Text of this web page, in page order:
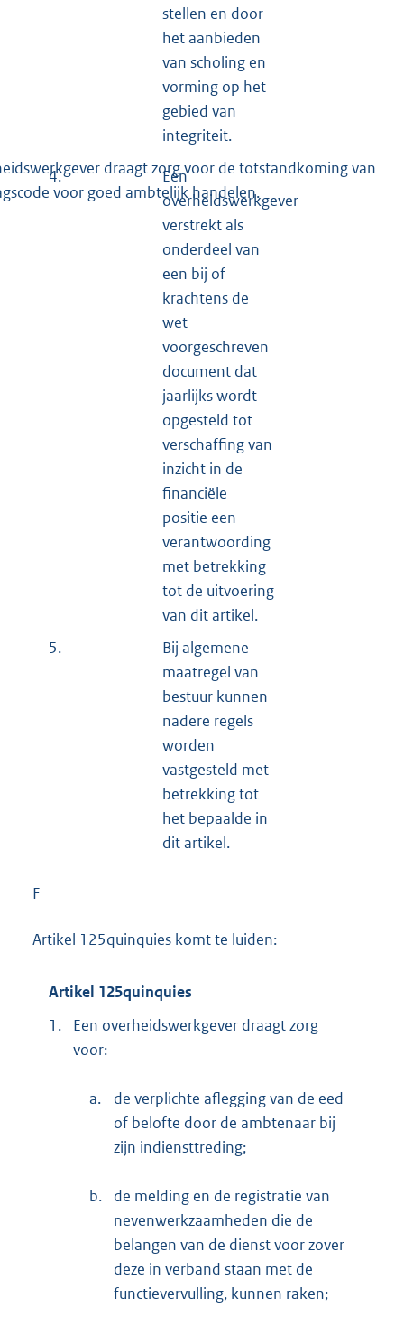
stellen en door
het aanbieden
van scholing en
vorming op het
gebied van
integriteit.
draagt zorg voor de totstandkoming van
voor goed ambtelijk handelen.
4.
Een
overheidswerkgever
verstrekt als
onderdeel van
een bij of
krachtens de
wet
voorgeschreven
document dat
jaarlijks wordt
opgesteld tot
verschaffing van
inzicht in de
financiële
positie een
verantwoording
met betrekking
tot de uitvoering
van dit artikel.
5.
Bij algemene
maatregel van
bestuur kunnen
nadere regels
worden
vastgesteld met
betrekking tot
het bepaalde in
dit artikel.
F
Artikel 125quinquies komt te luiden:
Artikel 125quinquies
1.
Een overheidswerkgever draagt zorg
voor:
a.
de verplichte aflegging van de eed
of belofte door de ambtenaar bij
zijn indiensttreding;
b.
de melding en de registratie van
nevenwerkzaamheden die de
belangen van de dienst voor zover
deze in verband staan met de
functievervulling, kunnen raken;